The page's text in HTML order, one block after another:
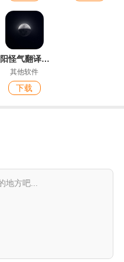
阴阳怪气翻译器手机客户端
其他软件
下载